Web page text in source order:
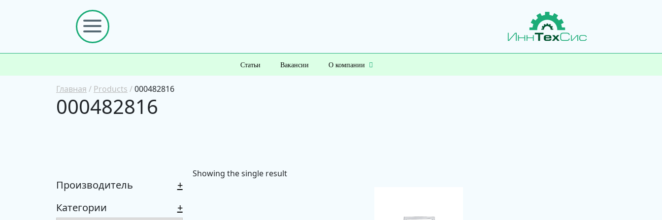
Статьи Вакансии О компании
Главная / Products /000482816
000482816
Производитель
+
Категории
+
Showing the single result